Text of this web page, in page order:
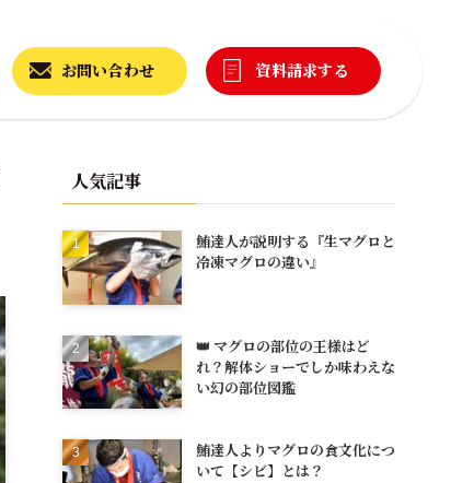
お問い合わせ 資料請求する
人気記事
鮪達人が説明する『生マグロと
冷凍マグロの違い』
👑 マグロの部位の王様はど
れ？解体ショーでしか味わえな
い幻の部位図鑑
鮪達人よりマグロの食文化につ
いて【シビ】とは？